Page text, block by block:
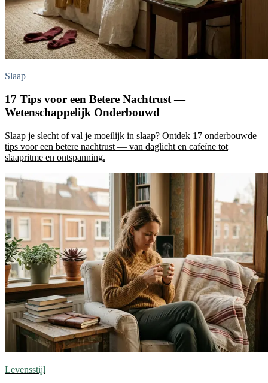
Slaap
17 Tips voor een Betere Nachtrust —
Wetenschappelijk Onderbouwd
Slaap je slecht of val je moeilijk in slaap? Ontdek 17 onderbouwde
tips voor een betere nachtrust — van daglicht en cafeïne tot
slaapritme en ontspanning.
Levensstijl